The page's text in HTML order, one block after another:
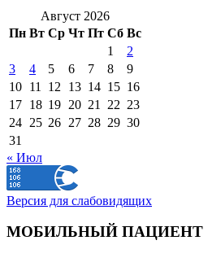
Август 2026
Пн Вт Ср Чт Пт Сб Вс
1
2
3
4 5 6 7 8
9
10 11 12 13 14 15 16
17 18 19 20 21 22 23
24 25 26 27 28 29 30
31
« Июл
Версия для слабовидящих
МОБИЛЬНЫЙ ПАЦИЕНТ